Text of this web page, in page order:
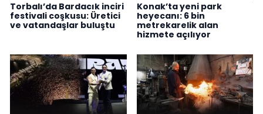
Torbalı’da Bardacık inciri
festivali coşkusu: Üretici
ve vatandaşlar buluştu
Konak’ta yeni park
heyecanı: 6 bin
metrekarelik alan
hizmete açılıyor